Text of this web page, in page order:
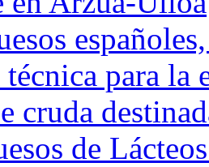
para la
cruda
de